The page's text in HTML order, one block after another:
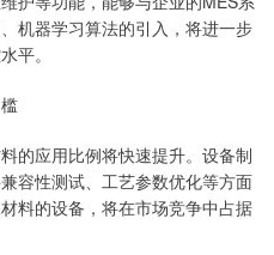
机器学习算法的引入，将进一步
平。
的应用比例将快速提升。设备制
容性测试、工艺参数优化等方面
料的设备，将在市场竞争中占据